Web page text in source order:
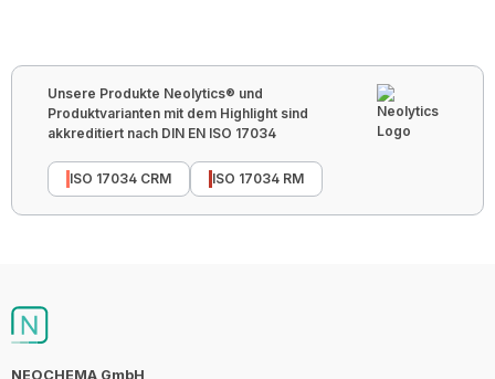
Unsere Produkte Neolytics® und
Produktvarianten mit dem Highlight sind
akkreditiert nach DIN EN ISO 17034
ISO 17034 CRM ISO 17034 RM
NEOCHEMA GmbH